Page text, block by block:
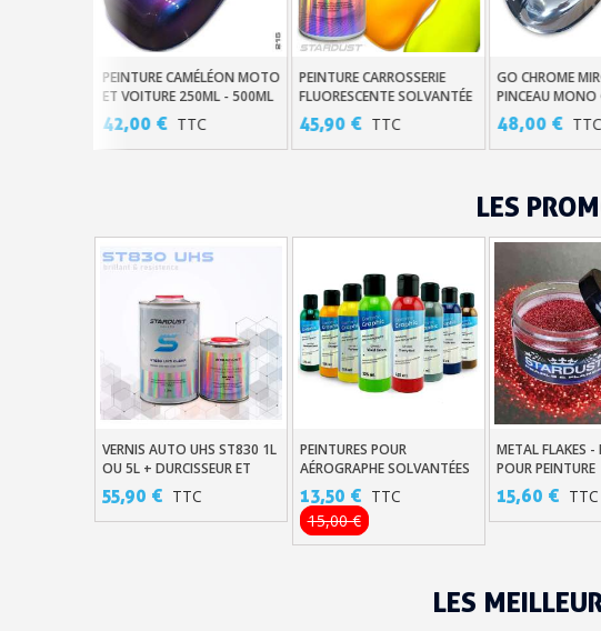
Ajouter Au Panier
PEINTURE CARROSSERIE
FLUORESCENTE SOLVANTÉE
DE 0.5 À 5 LITRES
45,90 € TTC
Ajouter Au Panier
GO CHROME MIROIR AU
PINCEAU MONO COUCHE
48,00 € TTC
Ajouter Au
PEINTURE
INTERFERENCE
27,00 € TTC
LES
Ajouter Au Panier
VERNIS AUTO UHS ST830 1L
OU 5L + DURCISSEUR ET
DILUANT
55,90 € TTC
Ajouter Au Panier
PEINTURES POUR
AÉROGRAPHE SOLVANTÉES
GRAPHIC 125ML
13,50 € TTC
15,00 €
Ajouter Au
METAL FLAKES -
POUR PEINTURE
CARROSSERIE EN
CONCENTRÉE
15,60 € TTC
LES